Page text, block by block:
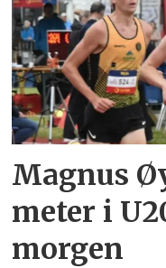
Magnus
meter i
morgen